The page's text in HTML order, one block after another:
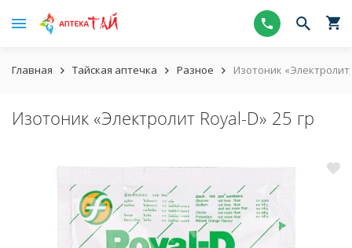
Главная Тайская аптечка Разное Изотоник «Электролит
Изотоник «Электролит Royal-D» 25 гр